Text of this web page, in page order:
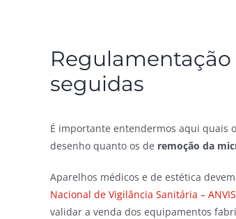
seguidas
É importante entendermos aqui quais
desenho quanto os de remoção da
Aparelhos médicos e de estética
Nacional de Vigilância Sanitária –
validar a venda dos equipamentos